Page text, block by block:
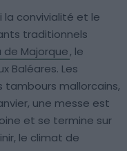
convivialité et le
traditionnels
de Majorque, le
Baléares. Les
mallorcains,
une messe est
et se termine sur
le climat de